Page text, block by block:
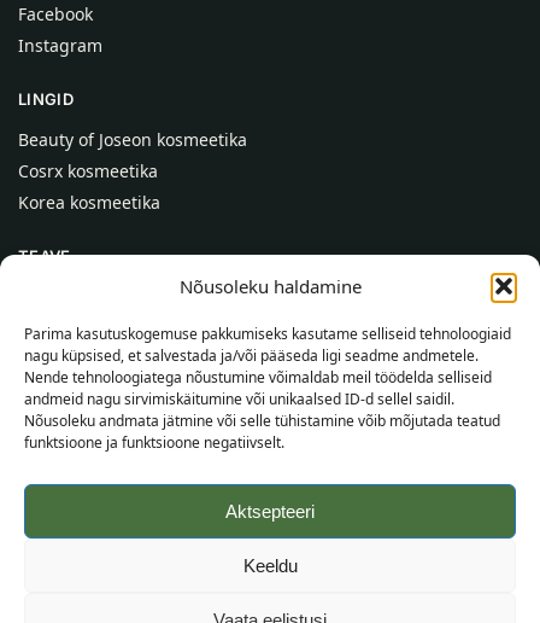
Nõusoleku haldamine
Parima kasutuskogemuse pakkumiseks kasutame selliseid tehnoloogiaid
nagu küpsised, et salvestada ja/või pääseda ligi seadme andmetele.
Nende tehnoloogiatega nõustumine võimaldab meil töödelda selliseid
andmeid nagu sirvimiskäitumine või unikaalsed ID-d sellel saidil.
Nõusoleku andmata jätmine või selle tühistamine võib mõjutada teatud
funktsioone ja funktsioone negatiivselt.
Aktsepteeri
Keeldu
Facebook
Instagram
LINGID
Beauty of Joseon kosmeetika
Cosrx kosmeetika
Korea kosmeetika
TEAVE
Kontaktid
Abi
TEAVE OSTJALE
Tarnetingimused
Tingimused
Veebikaart